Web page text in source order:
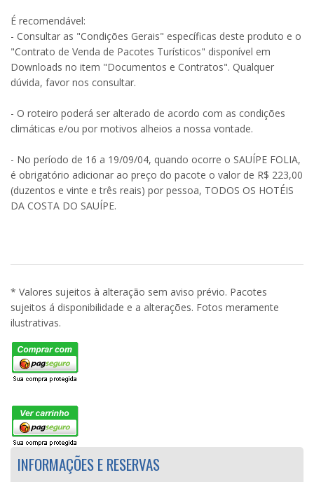
É recomendável:
- Consultar as "Condições Gerais" específicas deste produto e o
"Contrato de Venda de Pacotes Turísticos" disponível em
Downloads no item "Documentos e Contratos". Qualquer
dúvida, favor nos consultar.
- O roteiro poderá ser alterado de acordo com as condições
climáticas e/ou por motivos alheios a nossa vontade.
- No período de 16 a 19/09/04, quando ocorre o SAUÍPE FOLIA,
é obrigatório adicionar ao preço do pacote o valor de R$ 223,00
(duzentos e vinte e três reais) por pessoa, TODOS OS HOTÉIS
DA COSTA DO SAUÍPE.
* Valores sujeitos à alteração sem aviso prévio. Pacotes
sujeitos á disponibilidade e a alterações. Fotos meramente
ilustrativas.
INFORMAÇÕES E RESERVAS